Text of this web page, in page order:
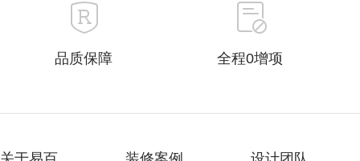
品质保障 全程0增项